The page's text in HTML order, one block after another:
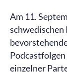
Am 11.
einzelner